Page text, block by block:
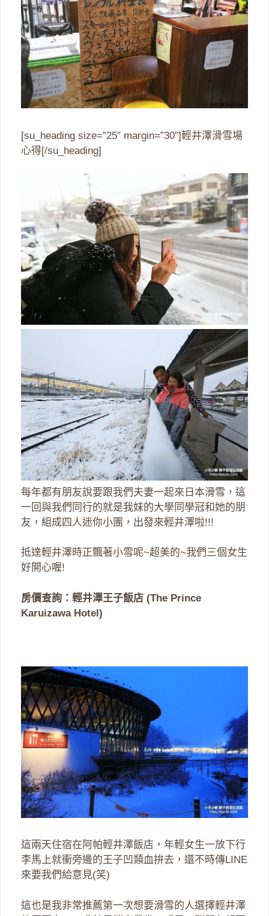
[su_heading size=”25″ margin=”30″]輕井澤滑雪場
心得[/su_heading]
每年都有朋友說要跟我們夫妻一起來日本滑雪，這
一回與我們同行的就是我妹的大學同學冠和她的朋
友，組成四人迷你小團，出發來輕井澤啦!!!
抵達輕井澤時正飄著小雪呢~超美的~我們三個女生
好開心喔!
房價查詢：輕井澤王子飯店 (The Prince
Karuizawa Hotel)
這兩天住宿在阿帕輕井澤飯店，年輕女生一放下行
李馬上就衝旁邊的王子凹類血拚去，還不時傳LINE
來要我們給意見(笑)
這也是我非常推薦第一次想要滑雪的人選擇輕井澤